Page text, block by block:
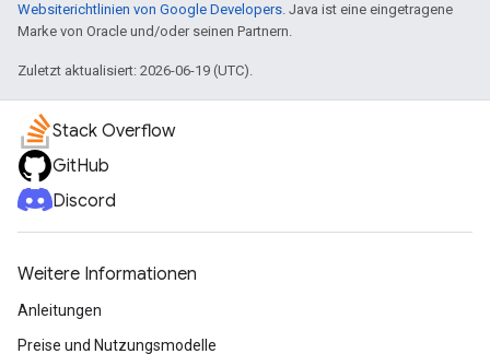
Websiterichtlinien von Google Developers. Java ist eine eingetragene
Marke von Oracle und/oder seinen Partnern.
Zuletzt aktualisiert: 2026-06-19 (UTC).
Stack Overflow
GitHub
Discord
Weitere Informationen
Anleitungen
Preise und Nutzungsmodelle